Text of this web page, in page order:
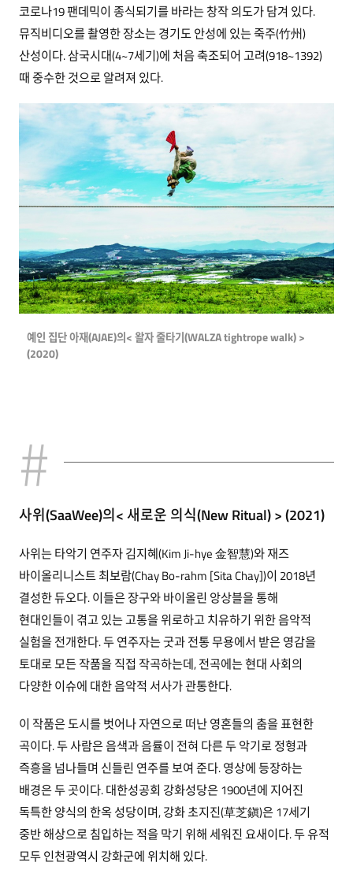
코로나19 팬데믹이 종식되기를 바라는 창작 의도가 담겨 있다.
뮤직비디오를 촬영한 장소는 경기도 안성에 있는 죽주(竹州)
산성이다. 삼국시대(4~7세기)에 처음 축조되어 고려(918~1392)
때 중수한 것으로 알려져 있다.
예인 집단 아재(AJAE)의< 왈자 줄타기(WALZA tightrope walk) >
(2020)
사위(SaaWee)의< 새로운 의식(New Ritual) > (2021)
사위는 타악기 연주자 김지혜(Kim Ji-hye 金智慧)와 재즈
바이올리니스트 최보람(Chay Bo-rahm [Sita Chay])이 2018년
결성한 듀오다. 이들은 장구와 바이올린 앙상블을 통해
현대인들이 겪고 있는 고통을 위로하고 치유하기 위한 음악적
실험을 전개한다. 두 연주자는 굿과 전통 무용에서 받은 영감을
토대로 모든 작품을 직접 작곡하는데, 전곡에는 현대 사회의
다양한 이슈에 대한 음악적 서사가 관통한다.
이 작품은 도시를 벗어나 자연으로 떠난 영혼들의 춤을 표현한
곡이다. 두 사람은 음색과 음률이 전혀 다른 두 악기로 정형과
즉흥을 넘나들며 신들린 연주를 보여 준다. 영상에 등장하는
배경은 두 곳이다. 대한성공회 강화성당은 1900년에 지어진
독특한 양식의 한옥 성당이며, 강화 초지진(草芝鎭)은 17세기
중반 해상으로 침입하는 적을 막기 위해 세워진 요새이다. 두 유적
모두 인천광역시 강화군에 위치해 있다.